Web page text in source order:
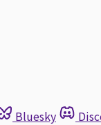
Bluesky